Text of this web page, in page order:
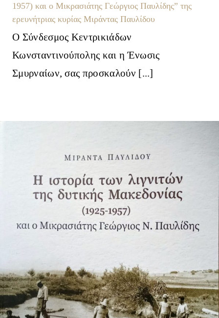
1957) και ο Μικρασιάτης Γεώργιος Παυλίδης” της
ερευνήτριας κυρίας Μιράντας Παυλίδου
Ο Σύνδεσμος Κεντρικιάδων
Κωνσταντινούπολης και η Ένωσις
Σμυρναίων, σας προσκαλούν [...]